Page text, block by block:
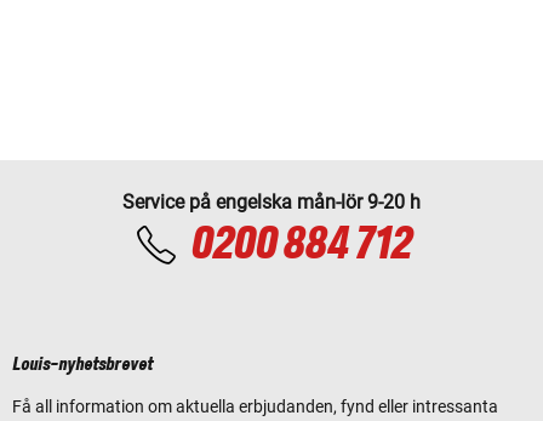
Service på engelska mån-lör 9-20 h
0200 884 712
Louis-nyhetsbrevet
Få all information om aktuella erbjudanden, fynd eller intressanta